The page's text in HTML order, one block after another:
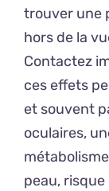
trouver une
hors de la
Contactez
ces effets
et souvent
oculaires,
peau,